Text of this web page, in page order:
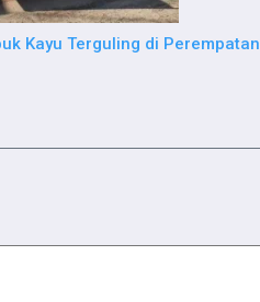
Kayu Terguling di Perempatan